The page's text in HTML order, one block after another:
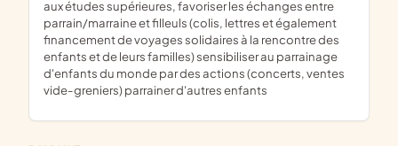
aux études supérieures, favoriser les échanges entre
parrain/marraine et filleuls (colis, lettres et également
financement de voyages solidaires à la rencontre des
enfants et de leurs familles) sensibiliser au parrainage
d'enfants du monde par des actions (concerts, ventes
vide-greniers) parrainer d'autres enfants